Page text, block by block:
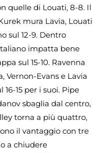
quelle di Louati, 8-8. Il
mura Lavia, Louati
sul 12-9. Dentro
impatta bene
sul 15-10. Ravenna
Vernon-Evans e Lavia
16-15 per i suoi. Pipe
sbaglia dal centro,
torna a più quattro,
il vantaggio con tre
a chiudere